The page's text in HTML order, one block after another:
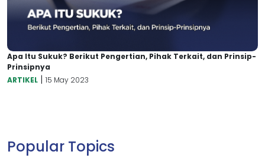
Apa Itu Sukuk? Berikut Pengertian, Pihak Terkait, dan Prinsip-
Prinsipnya
ARTIKEL | 15 May 2023
Popular Topics